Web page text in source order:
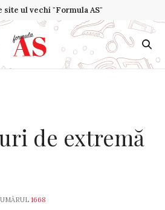
site ul vechi "Formula AS"
de extremă
1668